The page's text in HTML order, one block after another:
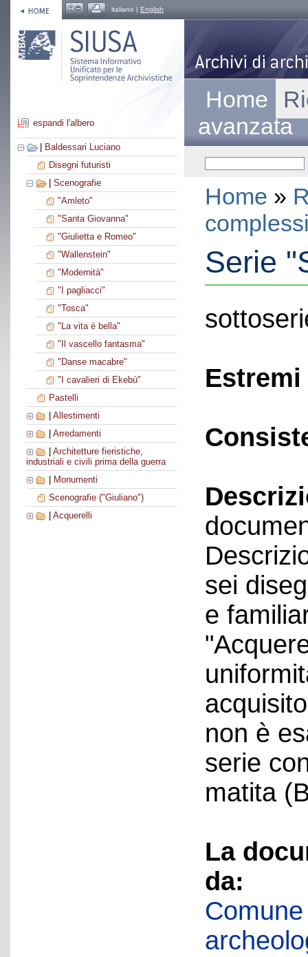
italiano | English
espandi l'albero
Baldessari Luciano
Disegni futuristi
Scenografie
"Amleto"
"Santa Giovanna"
"Giulietta e Romeo"
"Wallenstein"
"Modernità"
"I pagliacci"
"Tosca"
"La vita è bella"
"Il vascello fantasma"
"Danse macabre"
"I cavalieri di Ekebù"
Pastelli
Allestimenti
Arredamenti
Architetture fieristiche,
industriali e civili prima della guerra
Monumenti
Scenografie ("Giuliano")
Acquerelli
Home
avanzata
Home »
Serie
sei
e
non è
serie
matita
La
da: